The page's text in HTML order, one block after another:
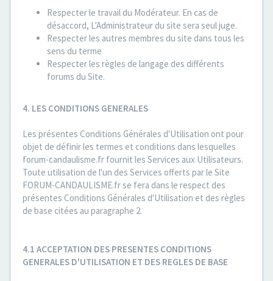
Respecter le travail du Modérateur. En cas de
désaccord, L'Administrateur du site sera seul juge.
Respecter les autres membres du site dans tous les
sens du terme
Respecter les règles de langage des différents
forums du Site.
4. LES CONDITIONS GENERALES
Les présentes Conditions Générales d'Utilisation ont pour
objet de définir les termes et conditions dans lesquelles
forum-candaulisme.fr fournit les Services aux Utilisateurs.
Toute utilisation de l'un des Services offerts par le Site
FORUM-CANDAULISME.fr se fera dans le respect des
présentes Conditions Générales d'Utilisation et des règles
de base citées au paragraphe 2.
4.1 ACCEPTATION DES PRESENTES CONDITIONS
GENERALES D'UTILISATION ET DES REGLES DE BASE